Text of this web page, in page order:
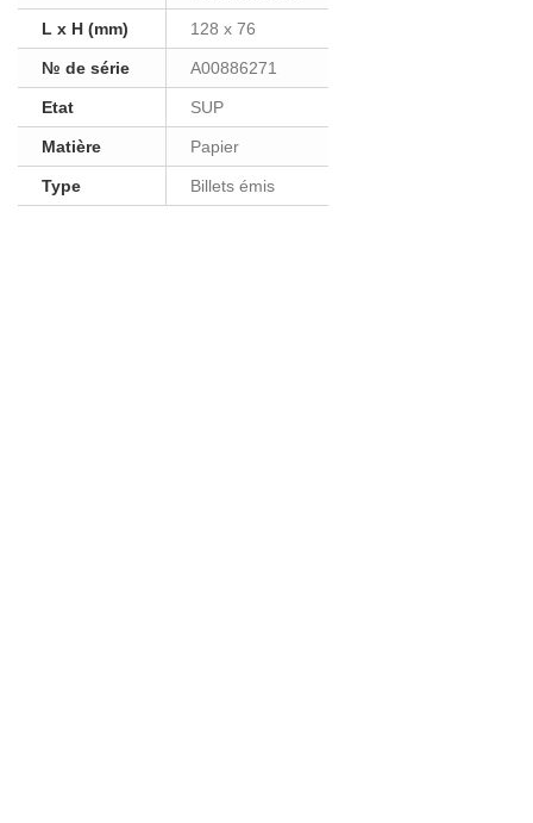
L x H (mm) 128 x 76
№ de série A00886271
Etat SUP
Matière Papier
Type Billets émis